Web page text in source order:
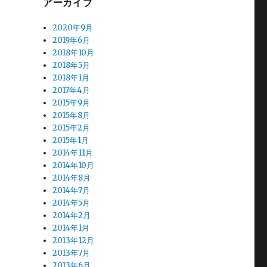
アーカイブ
2020年9月
2019年6月
2018年10月
2018年5月
2018年1月
2017年4月
2015年9月
2015年8月
2015年2月
2015年1月
2014年11月
2014年10月
2014年8月
2014年7月
2014年5月
2014年2月
2014年1月
2013年12月
2013年7月